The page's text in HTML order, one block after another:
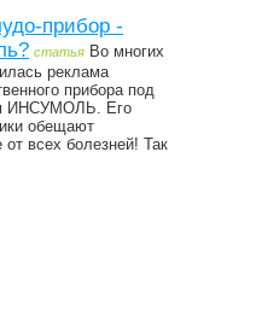
прибор -
статья Во многих
реклама
прибора под
ИНСУМОЛЬ. Его
обещают
от всех болезней! Так